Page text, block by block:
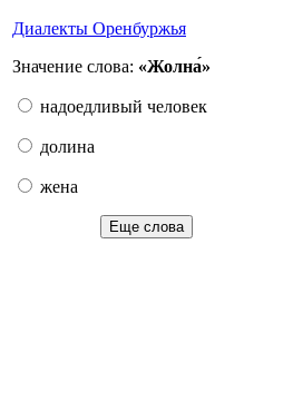
Диалекты Оренбуржья
Значение слова: «Жолна́»
надоедливый человек
долина
жена
Еще слова